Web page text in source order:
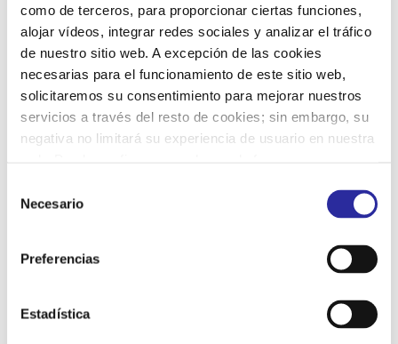
como de terceros, para proporcionar ciertas funciones,
alojar vídeos, integrar redes sociales y analizar el tráfico
de nuestro sitio web. A excepción de las cookies
necesarias para el funcionamiento de este sitio web,
solicitaremos su consentimiento para mejorar nuestros
servicios a través del resto de cookies; sin embargo, su
negativa no limitará su experiencia de usuario en nuestra
más información, puede consultar nuestra
Política de
Necesario
Preferencias
Estadística
SERVICIOS DESTACADOS